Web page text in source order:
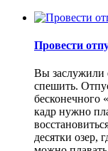
Провести
Вы заслужили
спешить.
бесконечного
кадр нужно
десятки озер,